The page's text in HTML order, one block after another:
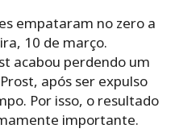
empataram no zero a
10 de março.
acabou perdendo um
após ser expulso
Por isso, o resultado
importante.